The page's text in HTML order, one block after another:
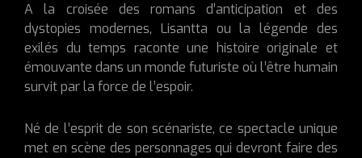
A la croisée des romans d’anticipation et des
dystopies modernes, Lisantta ou la légende des
exilés du temps raconte une histoire originale et
émouvante dans un monde futuriste où l’être humain
survit par la force de l’espoir.
Né de l’esprit de son scénariste, ce spectacle unique
met en scène des personnages qui devront faire des